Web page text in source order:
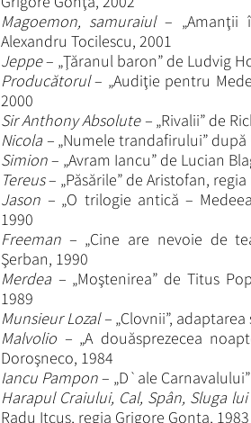
Magoemon, samuraiul– „Amanţii
Alexandru Tocilescu, 2001
Jeppe– „Ţăranul baron” de Ludvig
Producătorul– „Audiţie pentru
2000
Sir Anthony Absolute –„Rivalii” de
Nicola – „Numele trandafirului”
Simion– „Avram Iancu” de Lucian
Tereus– „Păsările” de Aristofan, regia
Jason – „O trilogie antică –
1990
Freeman – „Cine are nevoie de
Şerban, 1990
Merdea – „Moştenirea” de Titus
1989
Munsieur Lozal – „Clovnii”,
Malvolio – „A douăsprezecea
Doroşneco, 1984
Iancu Pampon– „D`ale
Harapul Craiului, Cal, Spân, Sluga
Radu Iţcuş, regia Grigore Gonţa, 1983